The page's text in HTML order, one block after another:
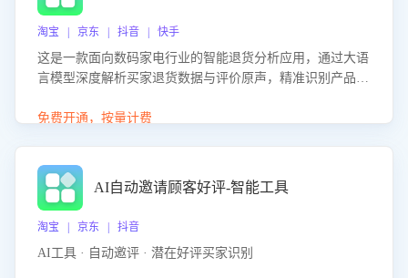
淘宝 | 京东 | 抖音 | 快手
这是一款面向数码家电行业的智能退货分析应用，通过大语
言模型深度解析买家退货数据与评价原声，精准识别产品质
改进建议，通过挖掘用户痛点驱动产品迭代，从根本上降低
免费开通，按量计费
AI自动邀请顾客好评-智能工具
淘宝 | 京东 | 抖音
AI工具 · 自动邀评 · 潜在好评买家识别